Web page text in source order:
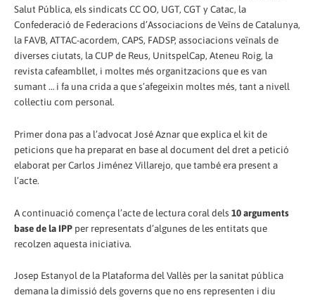
Salut Pública, els sindicats CC OO, UGT, CGT y Catac, la
Confederació de Federacions d’Associacions de Veïns de Catalunya,
la FAVB, ATTAC-acordem, CAPS, FADSP, associacions veïnals de
diverses ciutats, la CUP de Reus, UnitspelCap, Ateneu Roig, la
revista cafeambllet, i moltes més organitzacions que es van
sumant … i fa una crida a que s’afegeixin moltes més, tant a nivell
col·lectiu com personal.
Primer dona pas a l’advocat José Aznar que explica el kit de
peticions que ha preparat en base al document del dret a petició
elaborat per Carlos Jiménez Villarejo, que també era present a
l’acte.
A continuació comença l’acte de lectura coral dels 10 arguments
base de la IPP per representats d’algunes de les entitats que
recolzen aquesta iniciativa.
Josep Estanyol de la Plataforma del Vallès per la sanitat pública
demana la dimissió dels governs que no ens representen i diu